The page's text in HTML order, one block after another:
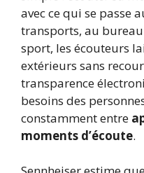
avec ce qui se passe
transports, au
sport, les écouteurs
extérieurs sans
transparence
besoins des
constamment entre
moments d’écoute.